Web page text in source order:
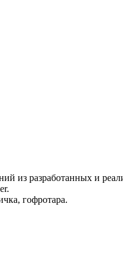
из разработанных и
гофротара.